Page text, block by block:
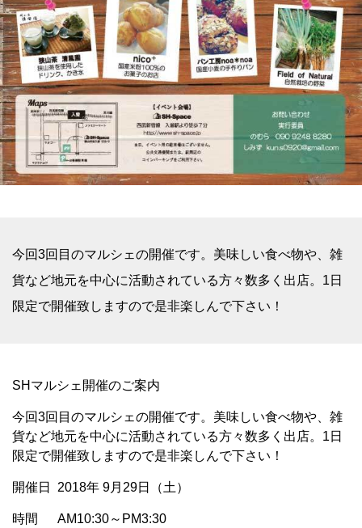
今回3回目のマルシェの開催です。美味しい食べ物や、雑
貨など地元を中心に活動されている方々数多く出店。1日
限定で開催致しますので是非楽しんで下さい！
SHマルシェ開催のご案内
今回3回目のマルシェの開催です。美味しい食べ物や、雑
貨など地元を中心に活動されている方々数多く出店。1日
限定で開催致しますので是非楽しんで下さい！
開催日 2018年 9月29日（土）
時間 AM10:30～PM3:30